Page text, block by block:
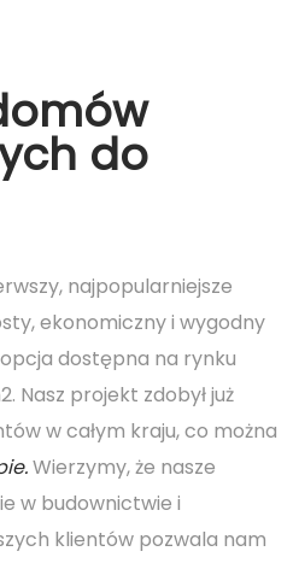
do
najpopularniejsze
ekonomiczny i wygodny
dostępna na rynku
Nasz projekt zdobył już
w całym kraju, co można
Wierzymy, że nasze
w budownictwie i
klientów pozwala nam